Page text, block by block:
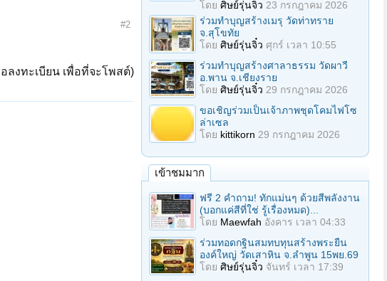
#2
ลงทะเบียน เพื่อที่จะโพสต์)
โดย ศิษย์รุ่นจิ๋ว 23 กรกฎาคม 2026
ร่วมทําบุญสร้างเมรุ วัดท่าทราย
จ.สุโขทัย
โดย ศิษย์รุ่นจิ๋ว ศุกร์ เวลา 10:55
ร่วมทําบุญสร้างศาลาธรรม วัดผาวี
อ.พาน จ.เชียงราย
โดย ศิษย์รุ่นจิ๋ว 29 กรกฎาคม 2026
ขอเชิญร่วมเป็นเจ้าภาพชุดโคมไฟโซ
ล่าเซล
โดย kittikorn 29 กรกฎาคม 2026
เข้าชมมาก
ฟรี 2 คำถาม! ทักแม่นๆ ด้วยสีพลังงาน
(บอกแค่สีที่ใช่ รู้เรื่องหมด)...
โดย Maewfah อังคาร เวลา 04:33
ร่วมทอดกฐินสมทบทุนสร้างพระยืน
องค์ใหญ่ วัดเสาหิน จ.ลําพูน 15พย.69
โดย ศิษย์รุ่นจิ๋ว จันทร์ เวลา 17:39